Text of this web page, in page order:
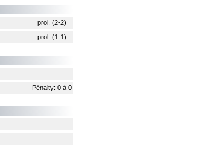
prol. (2-2)
prol. (1-1)
Pénalty: 0 à 0